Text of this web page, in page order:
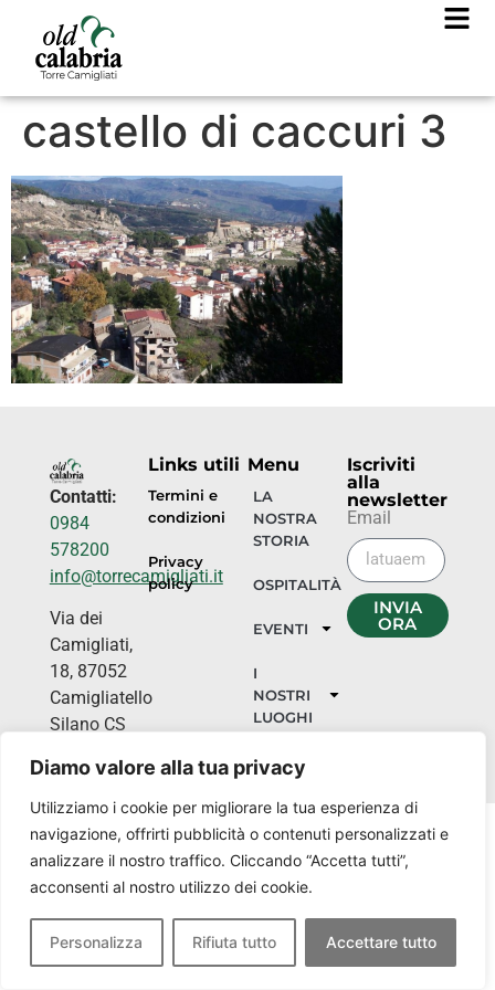
Diamo valore alla tua privacy
Utilizziamo i cookie per migliorare la tua esperienza di
navigazione, offrirti pubblicità o contenuti personalizzati e
analizzare il nostro traffico. Cliccando “Accetta tutti”,
acconsenti al nostro utilizzo dei cookie.
Personalizza Rifiuta tutto Accettare tutto
castello di caccuri 3
Contatti:
0984
578200
info@torrecamigliati.it
Via dei
Camigliati,
18, 87052
Camigliatello
Silano CS
Links utili
Termini e
condizioni
Privacy
policy
Menu
LA
NOSTRA
STORIA
OSPITALITÀ
EVENTI
I
NOSTRI
LUOGHI
Iscriviti
alla
newsletter
Email
INVIA
ORA